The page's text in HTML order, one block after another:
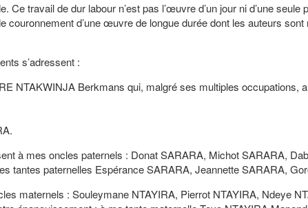
Ce travail de dur labour n’est pas l’œuvre d’un jour ni d’une seule
couronnement d’une œuvre de longue durée dont les auteurs
s’adressent :
NTAKWINJA Berkmans qui, malgré ses multiples occupations,
à mes oncles paternels : Donat SARARA, Michot SARARA,
tantes paternelles Espérance SARARA, Jeannette SARARA,
maternels : Souleymane NTAYIRA, Pierrot NTAYIRA, Ndeye